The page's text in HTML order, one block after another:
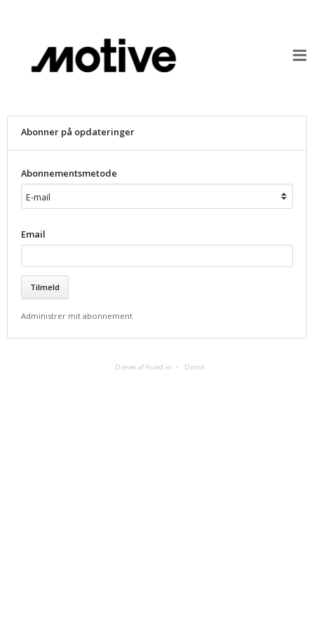
Abonner på opdateringer
Abonnementsmetode
Email
Administrer mit abonnement
Drevet af Hund.io Dansk